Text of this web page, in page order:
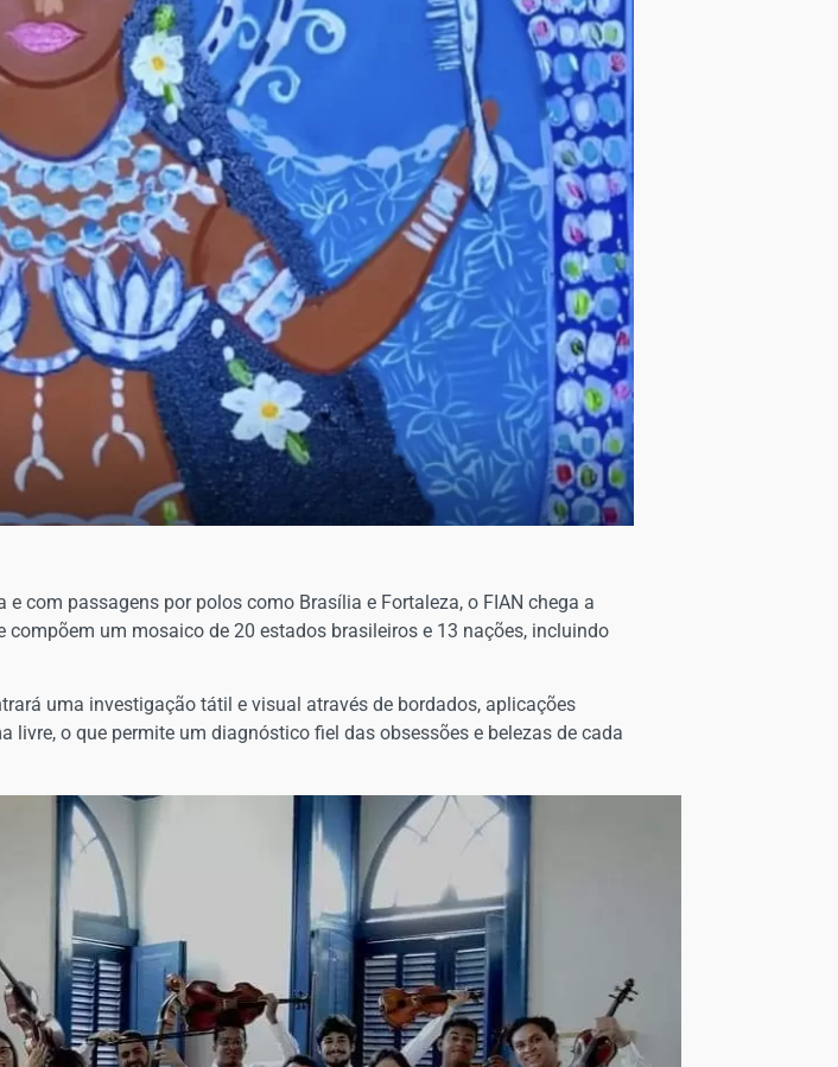
com passagens por polos como Brasília e Fortaleza, o FIAN chega a
um mosaico de 20 estados brasileiros e 13 nações, incluindo
uma investigação tátil e visual através de bordados, aplicações
o que permite um diagnóstico fiel das obsessões e belezas de cada